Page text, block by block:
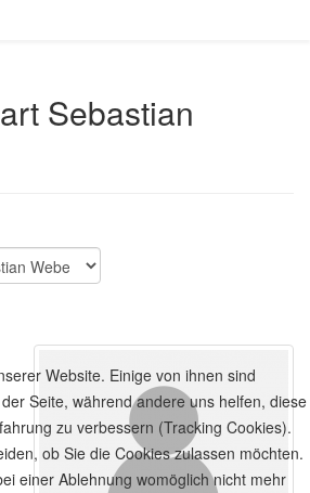
Sebastian
Website. Einige von ihnen sind
Seite, während andere uns helfen, diese
zu verbessern (Tracking Cookies).
ob Sie die Cookies zulassen möchten.
einer Ablehnung womöglich nicht mehr